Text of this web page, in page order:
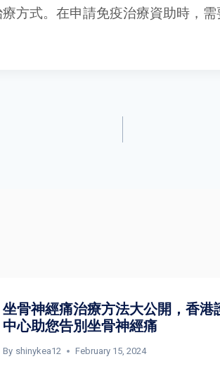
方式。在申請免疫治療資助時，
坐骨神經痛治療方法大公開，香港
中心助您告別坐骨神經痛
By shinykea12 February 15, 2024